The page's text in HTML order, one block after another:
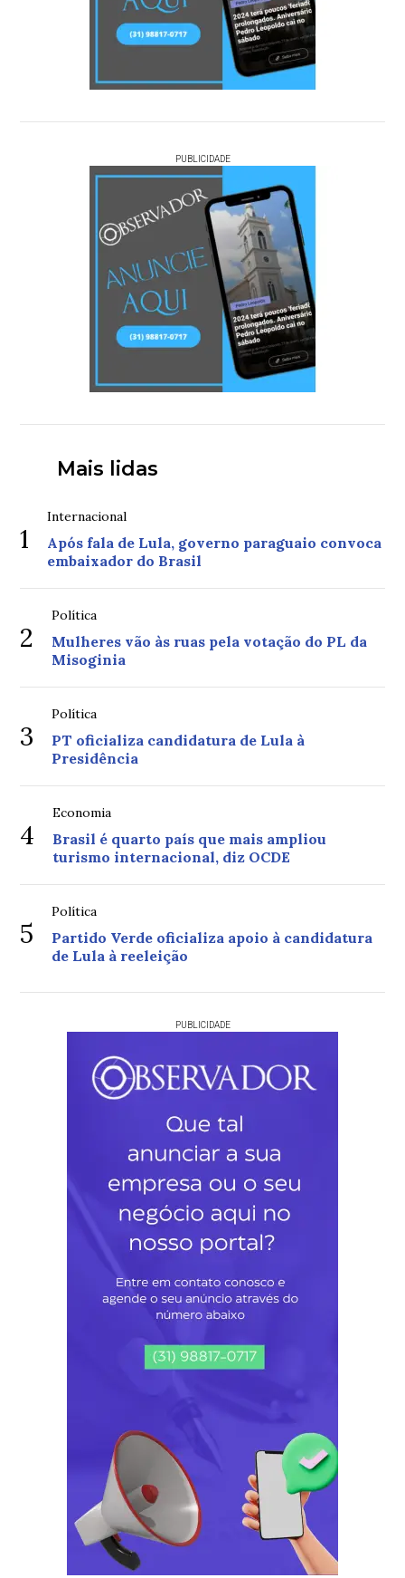
PUBLICIDADE
Mais lidas
1
Internacional
Após fala de Lula, governo paraguaio convoca
embaixador do Brasil
2
Política
Mulheres vão às ruas pela votação do PL da
Misoginia
3
Política
PT oficializa candidatura de Lula à
Presidência
4
Economia
Brasil é quarto país que mais ampliou
turismo internacional, diz OCDE
5
Política
Partido Verde oficializa apoio à candidatura
de Lula à reeleição
PUBLICIDADE